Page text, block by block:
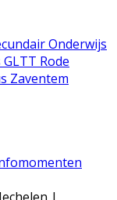
Onderwijs
Rode
Zaventem
|